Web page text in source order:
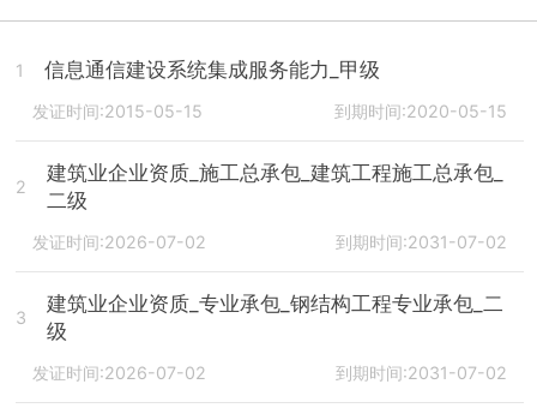
1 信息通信建设系统集成服务能力_甲级
发证时间:2015-05-15 到期时间:2020-05-15
2
建筑业企业资质_施工总承包_建筑工程施工总承包_
二级
发证时间:2026-07-02 到期时间:2031-07-02
3
建筑业企业资质_专业承包_钢结构工程专业承包_二
级
发证时间:2026-07-02 到期时间:2031-07-02